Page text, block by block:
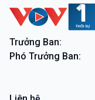
Trưởng Ban:
Phó Trưởng Ban: